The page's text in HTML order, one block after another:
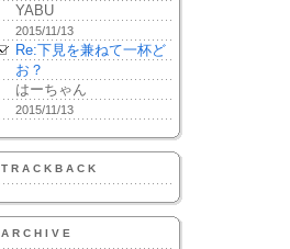
YABU
2015/11/13
Re:下見を兼ねて一杯ど
お？
はーちゃん
2015/11/13
TRACKBACK
ARCHIVE